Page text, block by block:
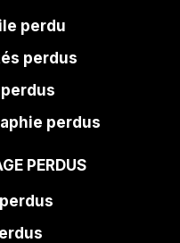
perdu
perdus
perdus
PERDUS